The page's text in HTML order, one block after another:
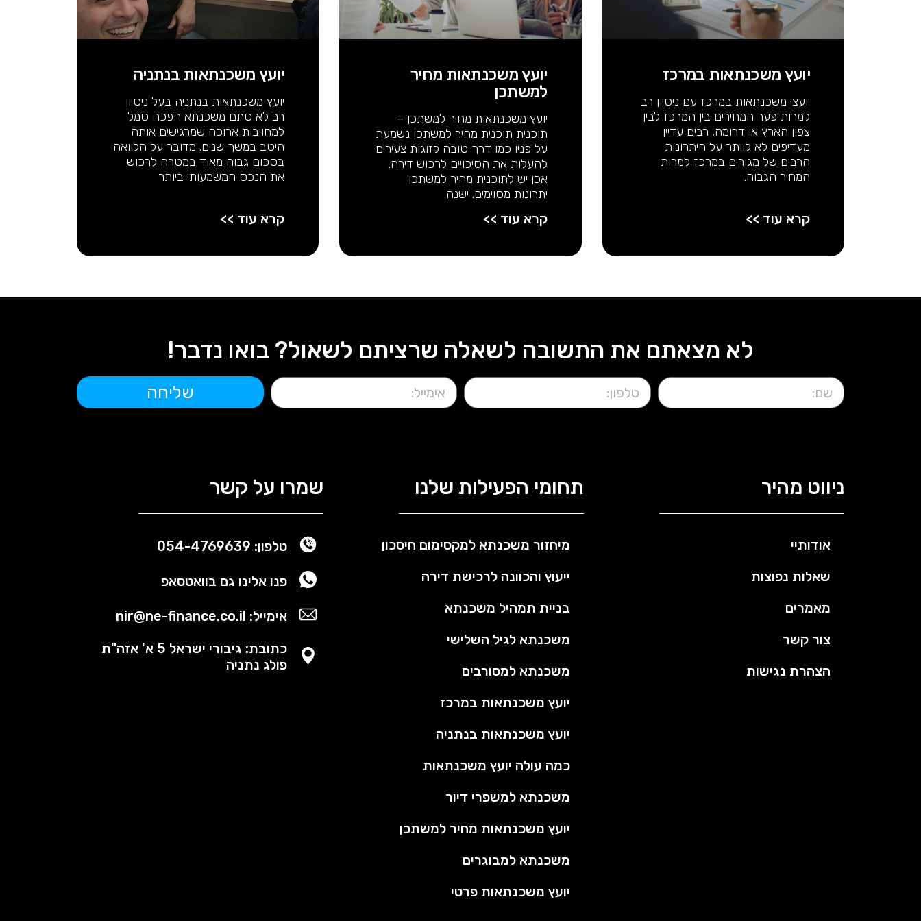
יועץ משכנתאות במרכז
יועצי משכנתאות במרכז עם ניסיון רב
למרות פער המחירים בין המרכז לבין
צפון הארץ או דרומה, רבים עדיין
מעדיפים לא לוותר על היתרונות
הרבים של מגורים במרכז למרות
המחיר הגבוה.
קרא עוד >>
יועץ משכנתאות מחיר
למשתכן
יועץ משכנתאות מחיר למשתכן –
תוכנית תוכנית מחיר למשתכן נשמעת
על פניו כמו דרך טובה לזוגות צעירים
להעלות את הסיכויים לרכוש דירה.
אכן יש לתוכנית מחיר למשתכן
יתרונות מסוימים. ישנה
קרא עוד >>
יועץ משכנתאות בנתניה
יועץ משכנתאות בנתניה בעל ניסיון
רב לא סתם משכנתא הפכה סמל
למחויבות ארוכה שמרגישים אותה
היטב במשך שנים. מדובר על הלוואה
בסכום גבוה מאוד במטרה לרכוש
את הנכס המשמעותי ביותר
קרא עוד >>
לא מצאתם את התשובה לשאלה שרציתם לשאול? בואו נדבר!
שליחה
ניווט מהיר
אודותיי
שאלות נפוצות
מאמרים
צור קשר
הצהרת נגישות
תחומי הפעילות שלנו
מיחזור משכנתא למקסימום חיסכון
ייעוץ והכוונה לרכישת דירה
בניית תמהיל משכנתא
משכנתא לגיל השלישי
משכנתא למסורבים
יועץ משכנתאות במרכז
יועץ משכנתאות בנתניה
כמה עולה יועץ משכנתאות
משכנתא למשפרי דיור
יועץ משכנתאות מחיר למשתכן
משכנתא למבוגרים
יועץ משכנתאות פרטי
שמרו על קשר
טלפון: 054-4769639
פנו אלינו גם בוואטסאפ
אימייל: nir@ne-finance.co.il
כתובת: גיבורי ישראל 5 א' אזה"ת
פולג נתניה